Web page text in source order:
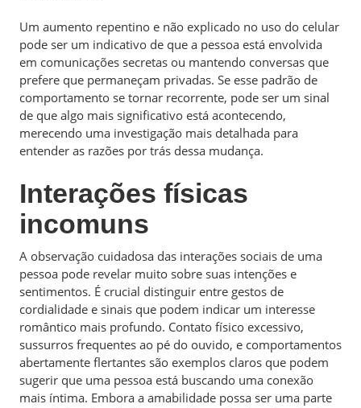
Um aumento repentino e não explicado no uso do celular
pode ser um indicativo de que a pessoa está envolvida
em comunicações secretas ou mantendo conversas que
prefere que permaneçam privadas. Se esse padrão de
comportamento se tornar recorrente, pode ser um sinal
de que algo mais significativo está acontecendo,
merecendo uma investigação mais detalhada para
entender as razões por trás dessa mudança.
Interações físicas
incomuns
A observação cuidadosa das interações sociais de uma
pessoa pode revelar muito sobre suas intenções e
sentimentos. É crucial distinguir entre gestos de
cordialidade e sinais que podem indicar um interesse
romântico mais profundo. Contato físico excessivo,
sussurros frequentes ao pé do ouvido, e comportamentos
abertamente flertantes são exemplos claros que podem
sugerir que uma pessoa está buscando uma conexão
mais íntima. Embora a amabilidade possa ser uma parte